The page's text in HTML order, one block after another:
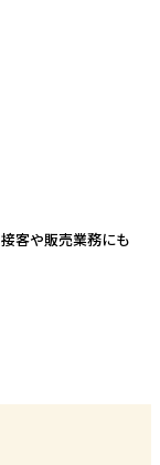
接客や販売業務にも